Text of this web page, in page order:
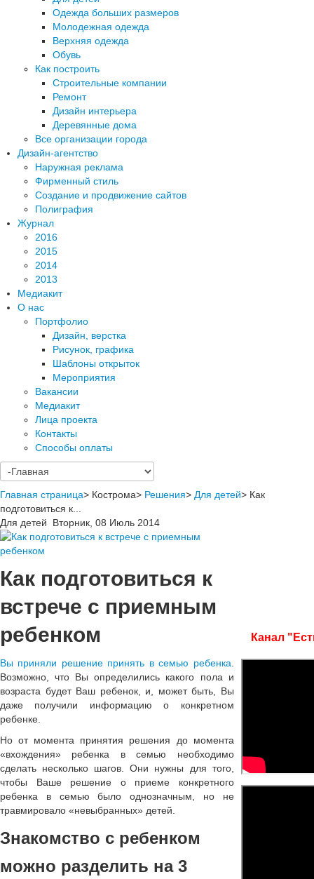
Одежда больших размеров
Молодежная одежда
Верхняя одежда
Обувь
Как построить
Строительные компании
Ремонт
Дизайн интерьера
Деревянные дома
Все организации города
Дизайн-агентство
Наружная реклама
Фирменный стиль
Создание и продвижение сайтов
Полиграфия
Журнал
2016
2015
2014
2013
Медиакит
О нас
Портфолио
Дизайн, верстка
Рисунок, графика
Шаблоны открыток
Мероприятия
Вакансии
Медиакит
Лица проекта
Контакты
Способы оплаты
Главная страница> Кострома> Решения> Для детей> Как
подготовиться к...
Для детей
Вторник, 08 Июль 2014
Как подготовиться к
встрече с приемным
ребенком
Вы приняли решение принять в семью ребенка
Возможно, что Вы определились какого пола и
возраста будет Ваш ребенок, и, может быть, Вы
даже получили информацию о конкретном
ребенке.
Но от момента принятия решения до момента
«вхождения» ребенка в семью необходимо
сделать несколько шагов. Они нужны для того,
чтобы Ваше решение о приеме конкретного
ребенка в семью было однозначным, но не
травмировало «невыбранных» детей.
Знакомство с ребенком
можно разделить на 3
Канал